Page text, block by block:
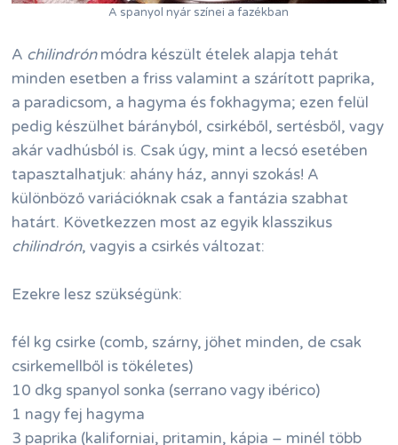
A spanyol nyár színei a fazékban
A chilindrónmódra készült ételek alapja tehát
minden esetben a friss valamint a szárított paprika,
a paradicsom, a hagyma és fokhagyma; ezen felül
pedig készülhet bárányból, csirkéből, sertésből, vagy
akár vadhúsból is. Csak úgy, mint a lecsó esetében
tapasztalhatjuk: ahány ház, annyi szokás! A
különböző variációknak csak a fantázia szabhat
határt. Következzen most az egyik klasszikus
chilindrón, vagyis a csirkés változat:
Ezekre lesz szükségünk:
fél kg csirke (comb, szárny, jöhet minden, de csak
csirkemellből is tökéletes)
10 dkg spanyol sonka (serrano vagy ibérico)
1 nagy fej hagyma
3 paprika (kaliforniai, pritamin, kápia – minél több